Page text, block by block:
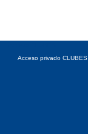
Acceso privado CLUBES